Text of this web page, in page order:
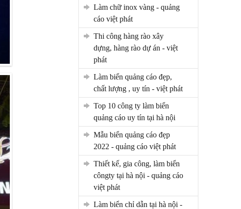
làm chữ inox vàng - quảng
cáo việt phát
thi công hàng rào xây
dựng, hàng rào dự án - việt
phát
làm biển quảng cáo đẹp,
chất lượng , uy tín - việt phát
top 10 công ty làm biển
quảng cáo uy tín tại hà nội
mẫu biển quảng cáo đẹp
2022 - quảng cáo việt phát
thiết kế, gia công, làm biển
côngty tại hà nội - quảng cáo
việt phát
làm biển chỉ dẫn tại hà nội -